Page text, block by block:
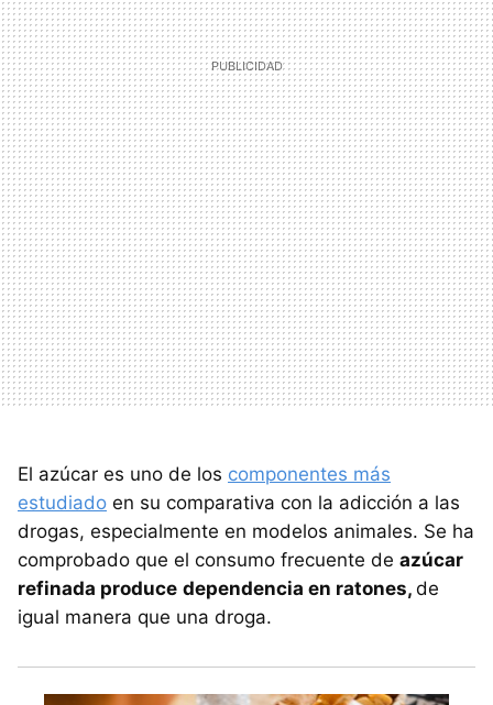
El azúcar es uno de los componentes más
estudiado en su comparativa con la adicción a las
drogas, especialmente en modelos animales. Se ha
comprobado que el consumo frecuente de azúcar
refinada produce dependencia en ratones, de
igual manera que una droga.